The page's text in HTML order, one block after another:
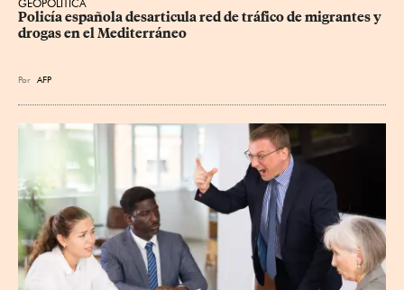
GEOPOLÍTICA
Policía española desarticula red de tráfico de migrantes y
drogas en el Mediterráneo
Por AFP